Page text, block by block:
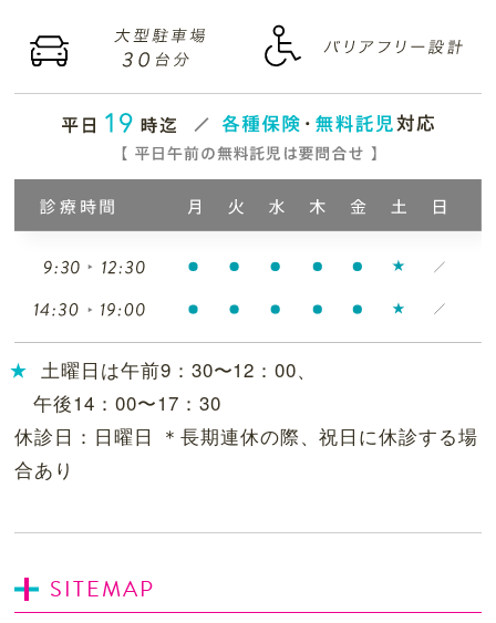
土曜日は午前9：30〜12：00、
午後14：00〜17：30
休診日：日曜日 ＊長期連休の際、祝日に休診する場
合あり
SITEMAP